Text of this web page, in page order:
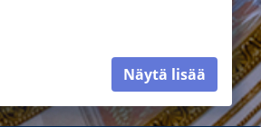
Näytä lisää